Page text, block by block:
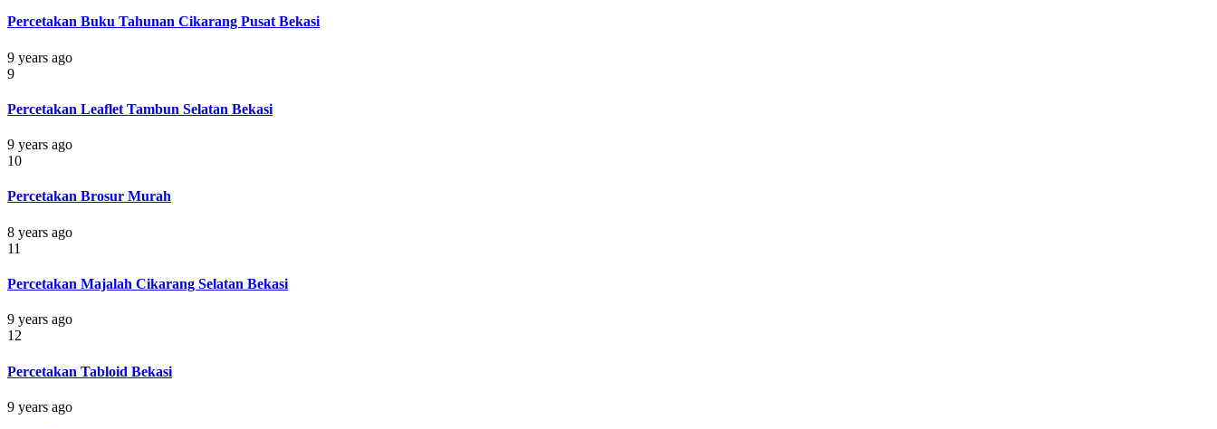
Percetakan Buku Tahunan Cikarang Pusat Bekasi
9 years ago
9
Percetakan Leaflet Tambun Selatan Bekasi
9 years ago
10
Percetakan Brosur Murah
8 years ago
11
Percetakan Majalah Cikarang Selatan Bekasi
9 years ago
12
Percetakan Tabloid Bekasi
9 years ago